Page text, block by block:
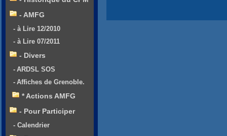
- AMFG
- à Lire 12/2010
- à Lire 07/2011
- Divers
- ARDSL SOS
- Affiches de Grenoble.
* Actions AMFG
- Pour Participer
- Calendrier